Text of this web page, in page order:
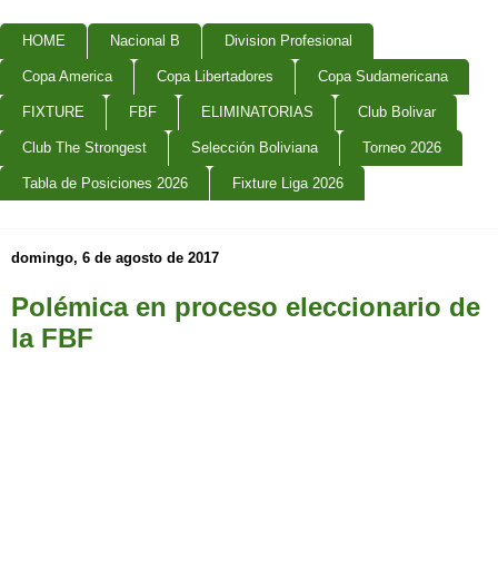
HOME Nacional B Division Profesional
Copa America Copa Libertadores Copa Sudamericana
FIXTURE FBF ELIMINATORIAS Club Bolivar
Club The Strongest Selección Boliviana Torneo 2026
Tabla de Posiciones 2026 Fixture Liga 2026
domingo, 6 de agosto de 2017
Polémica en proceso eleccionario de
la FBF